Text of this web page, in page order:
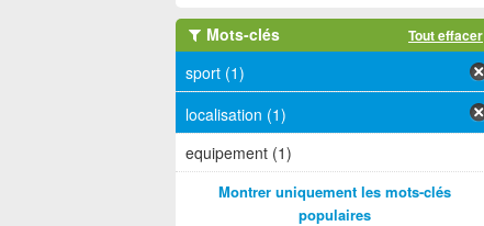
Mots-clés Tout effacer
sport (1)
localisation (1)
equipement (1)
Montrer uniquement les mots-clés
populaires